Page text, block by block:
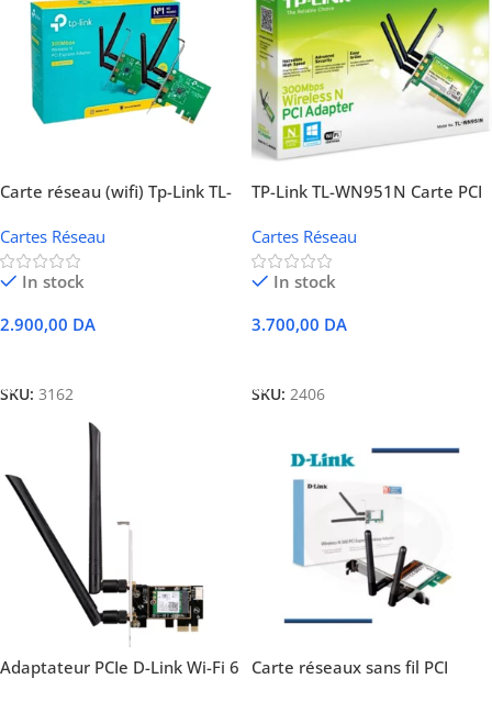
Carte réseau (wifi) Tp-Link TL-
Cartes Réseau
In stock
2.900,00 DA
SKU: 3162
TP-Link TL-WN951N Carte PCI
Cartes Réseau
In stock
3.700,00 DA
SKU: 2406
Adaptateur PCIe D-Link Wi-Fi 6
Carte réseaux sans fil PCI